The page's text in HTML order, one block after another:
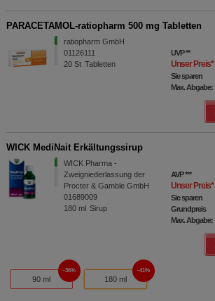
PARACETAMOL-ratiopharm 500 mg Tabletten
ratiopharm GmbH
01126111
20 St Tabletten
UVP**
Unser Preis*
Sie sparen
Max. Abgabe:
WICK MediNait Erkältungssirup
WICK Pharma -
Zweigniederlassung der
Procter & Gamble GmbH
01689009
180 ml Sirup
AVP***
Unser Preis*
Sie sparen
Grundpreis
Max. Abgabe:
90 ml
36%
180 ml
41%